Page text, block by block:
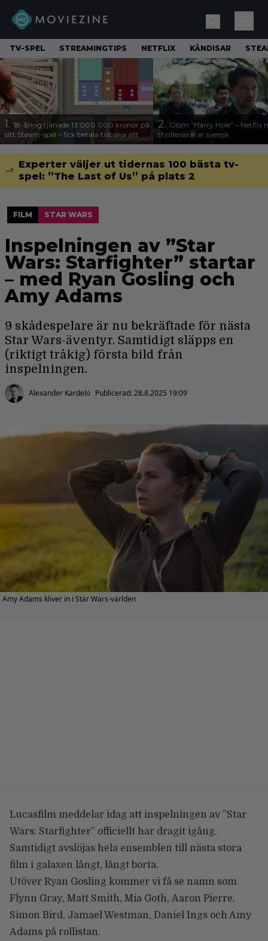
TV-SPEL STREAMINGTIPS NETFLIX KÄNDISAR
1. 18-åring tjänade 13 000 000 kronor på
sitt Steam-spel – fick betala tillbaka allt
2. Glöm ”Harry Hole” – Netflix
thrillerserie är svensk
Experter väljer ut tidernas 100 bästa tv-
spel: ”The Last of Us” på plats 2
FILM STAR WARS
Inspelningen av ”Star
Wars: Starfighter” startar
– med Ryan Gosling och
Amy Adams
9 skådespelare är nu bekräftade för nästa
Star Wars-äventyr. Samtidigt släpps en
(riktigt tråkig) första bild från
inspelningen.
Alexander Kardelo Publicerad:28.8.2025 19:09
Amy Adams kliver in i Star Wars-världen
Lucasfilm meddelar idag att inspelningen av ”Star
Wars: Starfighter” officiellt har dragit igång.
Samtidigt avslöjas hela ensemblen till nästa stora
film i galaxen långt, långt borta.
Utöver Ryan Gosling kommer vi få se namn som
Flynn Gray, Matt Smith, Mia Goth, Aaron Pierre,
Simon Bird, Jamael Westman, Daniel Ings och Amy
Adams på rollistan.